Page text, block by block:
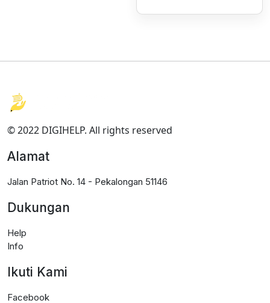
© 2022 DIGIHELP. All rights reserved
Alamat
Jalan Patriot No. 14 - Pekalongan 51146
Dukungan
Help
Info
Ikuti Kami
Facebook